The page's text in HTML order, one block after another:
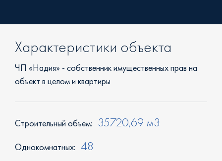
Характеристики объекта
ЧП «Надия» - собственник имущественных прав на
объект в целом и квартиры
Строительный объем: 35720,69 м3
Однокомнатных: 48